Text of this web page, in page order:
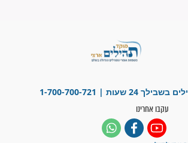
"לא להתייאש חס ושלום, גם
הזיווג עוד לא מגיע"